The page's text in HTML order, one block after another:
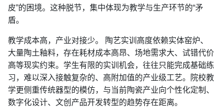
皮”的困境。这种脱节，集中体现为教学与生产环节的“矛
盾。
教学成本高，产业对接少。 陶艺实训高度依赖实体窑炉、
大量陶土釉料，存在耗材成本高昂、场地需求大、试错代价
高等现实约束。学生有限的实训机会，往往只能完成基础练
习，难以深入接触复杂的、高附加值的产业级工艺。院校教
学更侧重传统器型的模仿，与当前陶瓷产业向个性化定制、
数字化设计、文创产品开发转型的趋势存在距离。